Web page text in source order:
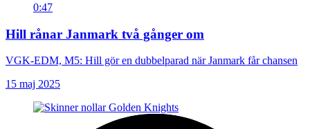
0:47
Hill rånar Janmark två gånger om
VGK-EDM, M5: Hill gör en dubbelparad när Janmark får chansen
15 maj 2025